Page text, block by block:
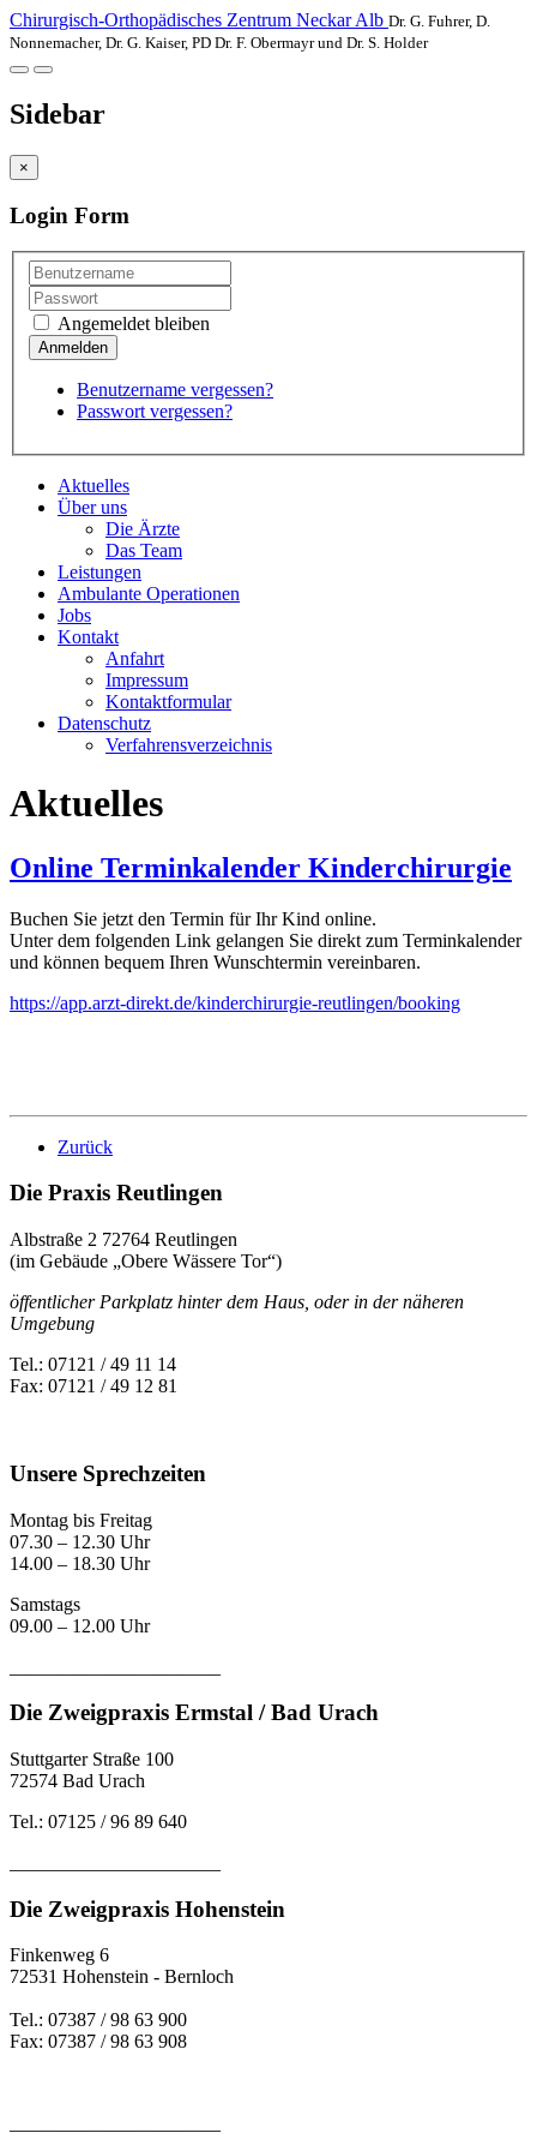
Chirurgisch-Orthopädisches Zentrum Neckar Alb Dr. G. Fuhrer, D.
Nonnemacher, Dr. G. Kaiser, PD Dr. F. Obermayr und Dr. S. Holder
Sidebar
×
Login Form
Angemeldet bleiben
Benutzername vergessen?
Passwort vergessen?
Aktuelles
Über uns
Die Ärzte
Das Team
Leistungen
Ambulante Operationen
Jobs
Kontakt
Anfahrt
Impressum
Kontaktformular
Datenschutz
Verfahrensverzeichnis
Aktuelles
Online Terminkalender Kinderchirurgie
Buchen Sie jetzt den Termin für Ihr Kind online.
Unter dem folgenden Link gelangen Sie direkt zum Terminkalender
und können bequem Ihren Wunschtermin vereinbaren.
https://app.arzt-direkt.de/kinderchirurgie-reutlingen/booking
Zurück
Die Praxis Reutlingen
Albstraße 2 72764 Reutlingen
(im Gebäude „Obere Wässere Tor“)
öffentlicher Parkplatz hinter dem Haus, oder in der näheren
Umgebung
Tel.: 07121 / 49 11 14
Fax: 07121 / 49 12 81
Unsere Sprechzeiten
Montag bis Freitag
07.30 – 12.30 Uhr
14.00 – 18.30 Uhr
Samstags
09.00 – 12.00 Uhr
Die Zweigpraxis Ermstal / Bad Urach
Stuttgarter Straße 100
72574 Bad Urach
Tel.: 07125 / 96 89 640
Die Zweigpraxis Hohenstein
Finkenweg 6
72531 Hohenstein - Bernloch
Tel.: 07387 / 98 63 900
Fax: 07387 / 98 63 908